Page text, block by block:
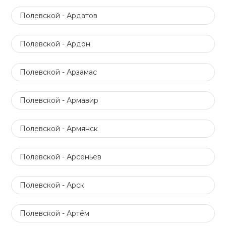
Полевской - Ардатов
Полевской - Ардон
Полевской - Арзамас
Полевской - Армавир
Полевской - Армянск
Полевской - Арсеньев
Полевской - Арск
Полевской - Артём